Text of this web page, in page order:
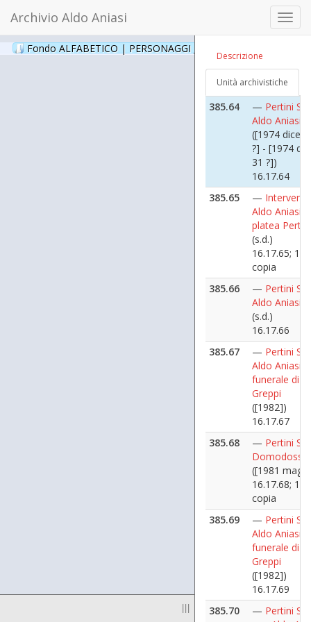
Archivio Aldo Aniasi
Fondo ALFABETICO | PERSONAGGI _ Archivio Fotografico
|||
Descrizione
Unità archivistiche
16.17.62
Pertini
platea
(s.d.)
16.17.63
385.64
— Pertini
Aldo Aniasi
([1974
?] - [1974
31 ?])
16.17.64
385.65
—
Aldo Aniasi,
platea Pertini
(s.d.)
16.17.65;
copia
385.66
— Pertini
Aldo Aniasi
(s.d.)
16.17.66
385.67
— Pertini
Aldo Aniasi al
funerale di
Greppi
([1982])
16.17.67
385.68
— Pertini
([1981
16.17.68;
copia
385.69
— Pertini
Aldo Aniasi al
funerale di
Greppi
([1982])
16.17.69
385.70
— Pertini